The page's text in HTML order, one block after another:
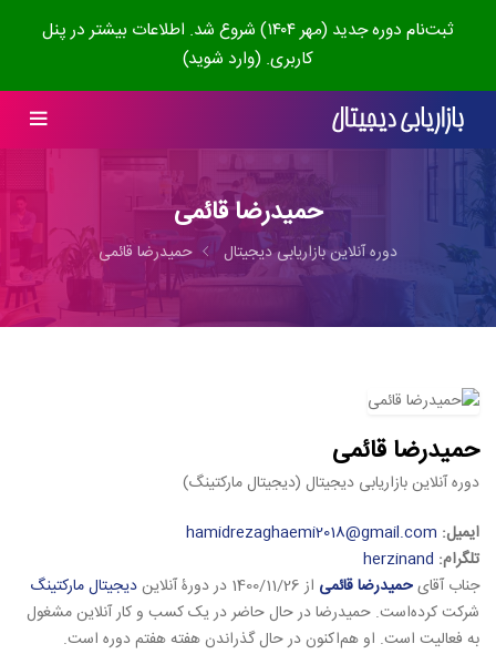
ثبت‌نام دوره جدید (مهر ۱۴۰۴) شروع شد. اطلاعات بیشتر در پنل
کاربری. (وارد شوید)
حمیدرضا قائمی
دوره آنلاین بازاریابی دیجیتال حمیدرضا قائمی
حمیدرضا قائمی
دوره آنلاین بازاریابی دیجیتال (دیجیتال مارکتینگ)
ایمیل: hamidrezaghaemi2018@gmail.com
تلگرام: herzinand
جناب آقایحمیدرضا قائمی از 1400/11/26 در دورۀ آنلاین
دیجیتال مارکتینگ
شرکت کرده‌است. حمیدرضا در حال حاضر در یک کسب و کار آنلاین مشغول
به فعالیت است. او هم‌اکنون در حال گذراندن هفته هفتم دوره است.